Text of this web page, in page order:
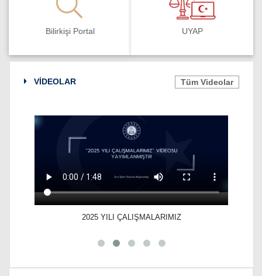
Bilirkişi Portal UYAP
VİDEOLAR Tüm Videolar
2025 YILI ÇALIŞMALARIMIZ